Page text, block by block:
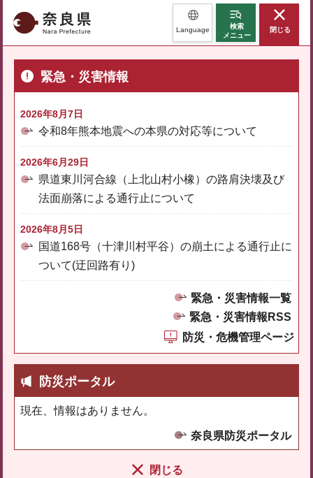
奈良県 Language
検索
メニュー
閉じる
緊急・災害情報
2026年8月7日
令和8年熊本地震への本県の対応等について
2026年6月29日
県道東川河合線（上北山村小橡）の路肩決壊及び
法面崩落による通行止について
2026年8月5日
国道168号（十津川村平谷）の崩土による通行止に
ついて(迂回路有り)
緊急・災害情報一覧
緊急・災害情報RSS
防災・危機管理ページ
防災ポータル
現在、情報はありません。
奈良県防災ポータル
閉じる